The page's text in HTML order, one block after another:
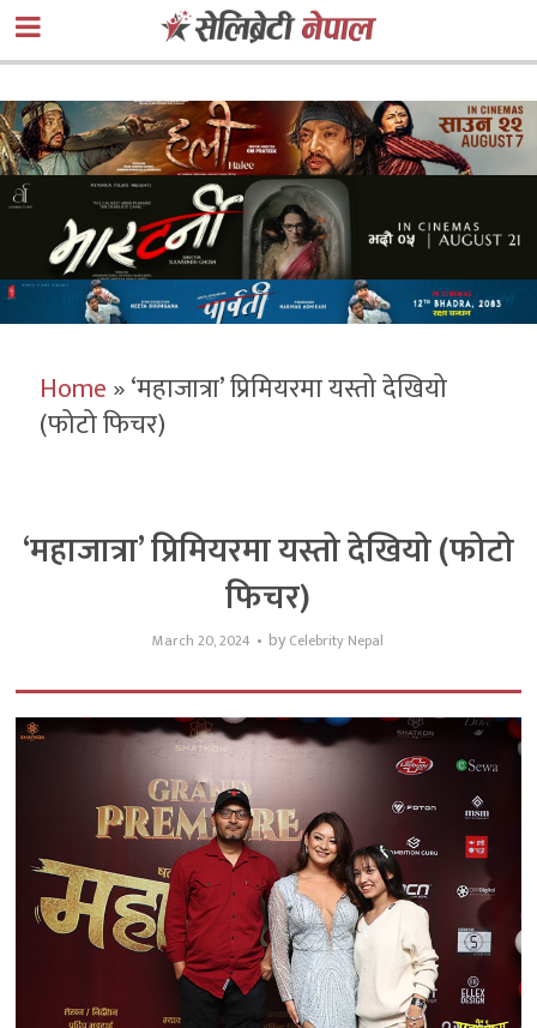
Home»‘महाजात्रा’ प्रिमियरमा यस्तो देखियो
(फोटो फिचर)
‘महाजात्रा’ प्रिमियरमा यस्तो देखियो (फोटो
फिचर)
March 20, 2024 by Celebrity Nepal